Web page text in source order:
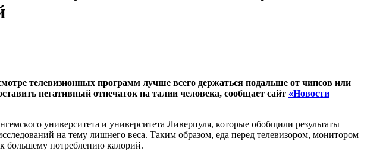
телевизионных программ лучше всего держаться подальше от чипсов или
негативный отпечаток на талии человека, сообщает сайт «Новости
университета и университета Ливерпуля, которые обобщили результаты
на тему лишнего веса. Таким образом, еда перед телевизором, монитором
большему потреблению калорий.